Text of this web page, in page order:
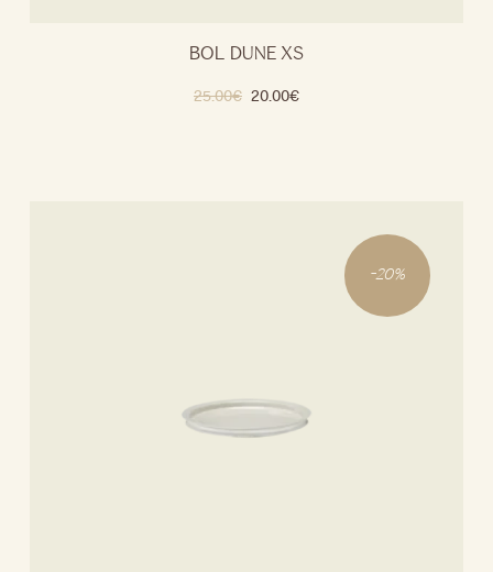
BOL DUNE XS
25.00€ 20.00€
-20%